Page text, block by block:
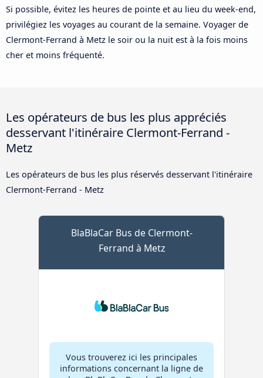
Si possible, évitez les heures de pointe et au lieu du week-end,
privilégiez les voyages au courant de la semaine. Voyager de
Clermont-Ferrand à Metz le soir ou la nuit est à la fois moins
cher et moins fréquenté.
Les opérateurs de bus les plus appréciés
desservant l'itinéraire Clermont-Ferrand -
Metz
Les opérateurs de bus les plus réservés desservant l'itinéraire
Clermont-Ferrand - Metz
BlaBlaCar Bus de Clermont-
Ferrand à Metz
Vous trouverez ici les principales
informations concernant la ligne de